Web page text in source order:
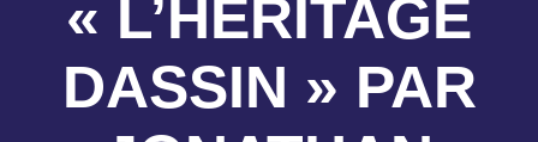
« L’HÉRITAGE
DASSIN » PAR